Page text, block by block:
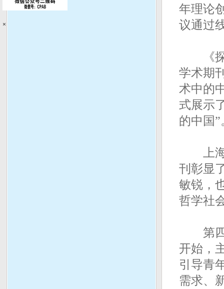
×
年理论
议通过
《探
学术期
术中的
式展示
的中国”
上海
刊彰显
敏锐，
哲学社
第四
开始，
引导青
需求、